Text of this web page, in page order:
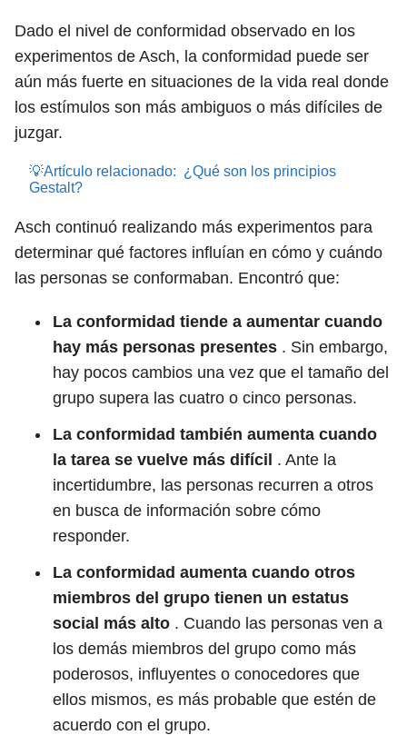
Dado el nivel de conformidad observado en los
experimentos de Asch, la conformidad puede ser
aún más fuerte en situaciones de la vida real donde
los estímulos son más ambiguos o más difíciles de
juzgar.
💡Artículo relacionado: ¿Qué son los principios
Gestalt?
Asch continuó realizando más experimentos para
determinar qué factores influían en cómo y cuándo
las personas se conformaban. Encontró que:
La conformidad tiende a aumentar cuando
hay más personas presentes . Sin embargo,
hay pocos cambios una vez que el tamaño del
grupo supera las cuatro o cinco personas.
La conformidad también aumenta cuando
la tarea se vuelve más difícil . Ante la
incertidumbre, las personas recurren a otros
en busca de información sobre cómo
responder.
La conformidad aumenta cuando otros
miembros del grupo tienen un estatus
social más alto . Cuando las personas ven a
los demás miembros del grupo como más
poderosos, influyentes o conocedores que
ellos mismos, es más probable que estén de
acuerdo con el grupo.